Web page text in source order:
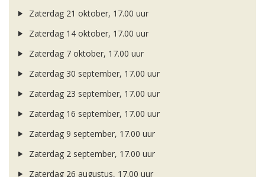
Zaterdag 21 oktober, 17.00 uur
Zaterdag 14 oktober, 17.00 uur
Zaterdag 7 oktober, 17.00 uur
Zaterdag 30 september, 17.00 uur
Zaterdag 23 september, 17.00 uur
Zaterdag 16 september, 17.00 uur
Zaterdag 9 september, 17.00 uur
Zaterdag 2 september, 17.00 uur
Zaterdag 26 augustus, 17.00 uur